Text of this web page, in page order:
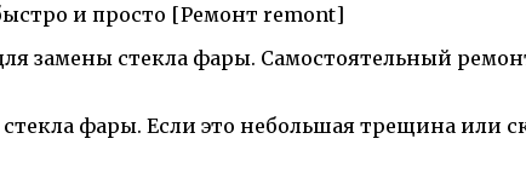
замены стекла фары. Самостоятельный
фары. Если это небольшая трещина или